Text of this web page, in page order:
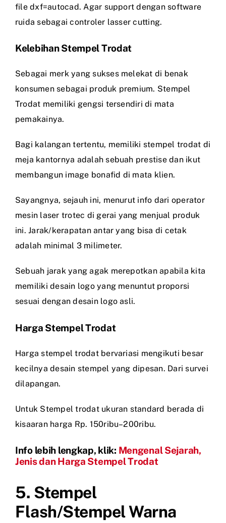
file dxf=autocad. Agar support dengan software
ruida sebagai controler lasser cutting.
Kelebihan Stempel Trodat
Sebagai merk yang sukses melekat di benak
konsumen sebagai produk premium. Stempel
Trodat memiliki gengsi tersendiri di mata
pemakainya.
Bagi kalangan tertentu, memiliki stempel trodat di
meja kantornya adalah sebuah prestise dan ikut
membangun image bonafid di mata klien.
Sayangnya, sejauh ini, menurut info dari operator
mesin laser trotec di gerai yang menjual produk
ini. Jarak/kerapatan antar yang bisa di cetak
adalah minimal 3 milimeter.
Sebuah jarak yang agak merepotkan apabila kita
memiliki desain logo yang menuntut proporsi
sesuai dengan desain logo asli.
Harga Stempel Trodat
Harga stempel trodat bervariasi mengikuti besar
kecilnya desain stempel yang dipesan. Dari survei
dilapangan.
Untuk Stempel trodat ukuran standard berada di
kisaaran harga Rp. 150ribu–200ribu.
Info lebih lengkap, klik: Mengenal Sejarah,
Jenis dan Harga Stempel Trodat
5. Stempel
Flash/Stempel Warna